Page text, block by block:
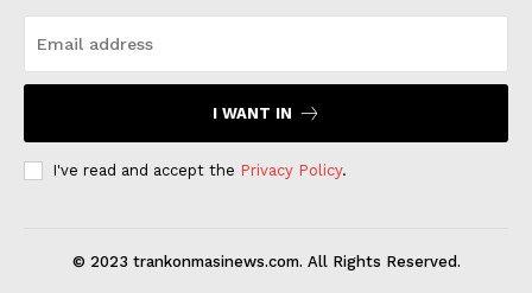
I WANT IN
I've read and accept the Privacy Policy.
© 2023 trankonmasinews.com. All Rights Reserved.